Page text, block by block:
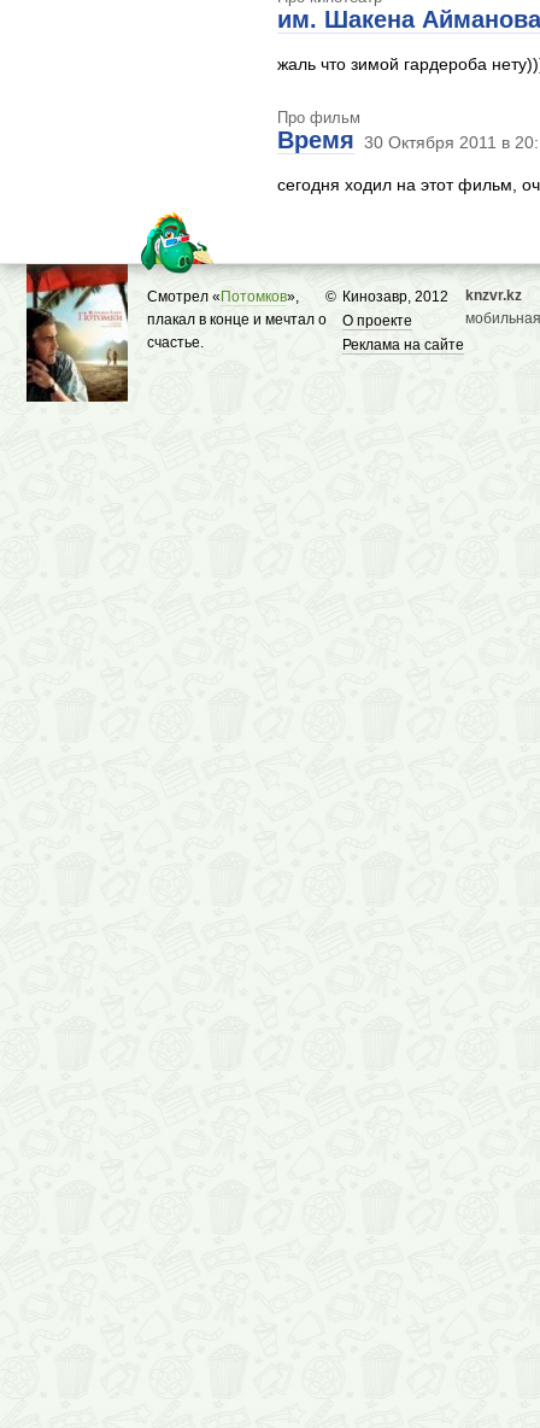
им. Шакена Айманова
жаль что зимой гардероба
Про фильм
Время 30 Октября 2011 в
сегодня ходил на этот фильм,
© Кинозавр, 2012
О проекте
Реклама на сайте
Смотрел « Потомков»,
плакал в конце и мечтал о
счастье.
knzvr.kz